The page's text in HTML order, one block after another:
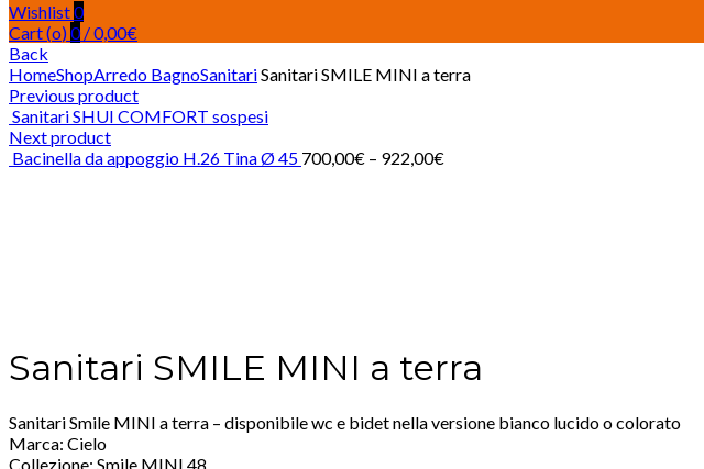
Wishlist0
Cart (o)0 /0,00€
Back
HomeShopArredo BagnoSanitariSanitari SMILE MINI a terra
Previous product
Sanitari SHUI COMFORT sospesi
Next product
Bacinella da appoggio H.26 Tina Ø 45 700,00€ – 922,00€
Sanitari SMILE MINI a terra
Sanitari Smile MINI a terra – disponibile wc e bidet nella versione bianco lucido o colorato
Marca: Cielo
Collezione: Smile MINI 48